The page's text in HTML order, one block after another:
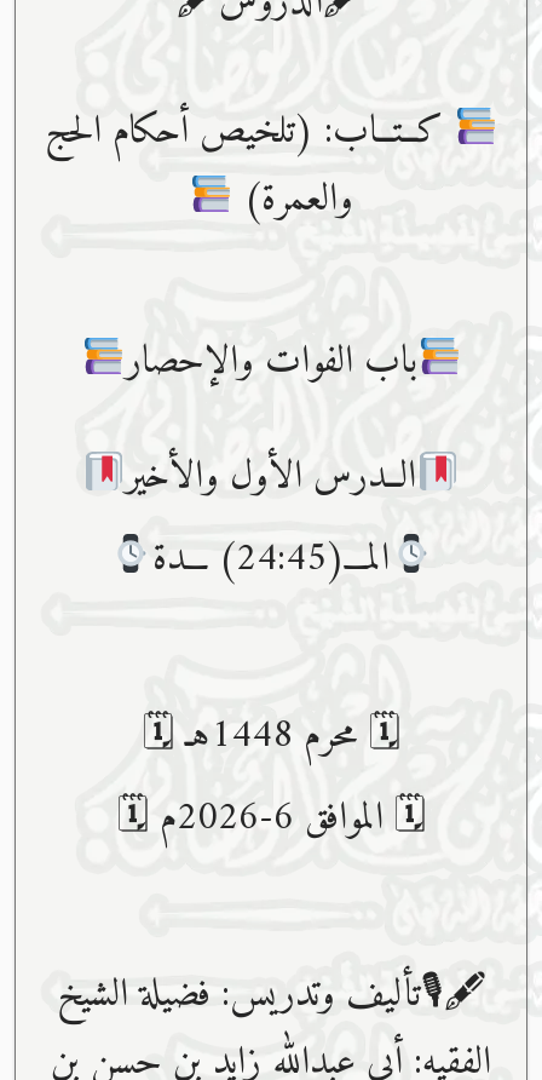
كــتــاب: (تلخيص أحكام الحج
والعمرة)
باب الفوات والإحصار
الــدرس الأول والأخير
المـــ(24:45) ـــدة
🗓 محرم 1448هـ 🗓
🗓 الموافق 6-2026م 🗓
🖋🎙تأليف وتدريس: فضيلة الشيخ
الفقيه: أبي عبدﷲ زايد بن حسن بن